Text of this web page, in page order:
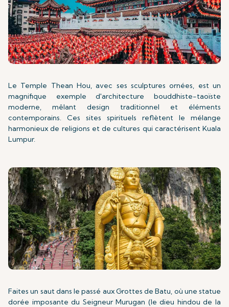
Le Temple Thean Hou, avec ses sculptures ornées, est un
magnifique exemple d'architecture bouddhiste-taoïste
moderne, mêlant design traditionnel et éléments
contemporains. Ces sites spirituels reflètent le mélange
harmonieux de religions et de cultures qui caractérisent Kuala
Lumpur.
Faites un saut dans le passé aux Grottes de Batu, où une statue
dorée imposante du Seigneur Murugan (le dieu hindou de la